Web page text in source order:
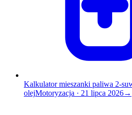
Kalkulator mieszanki paliwa 2-
olejMotoryzacja · 21 lipca 2026→